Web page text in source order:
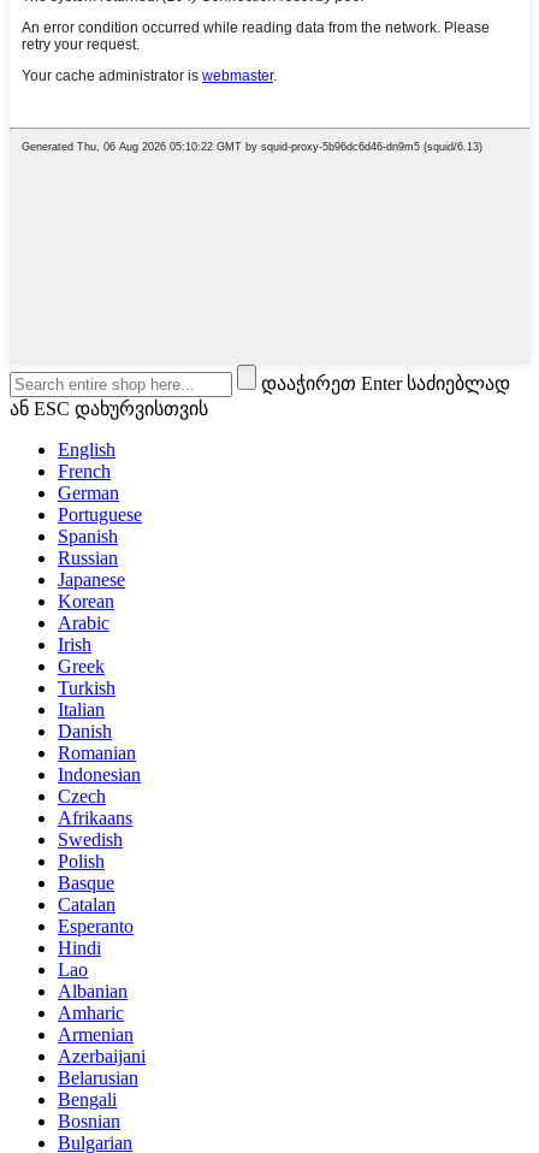
დააჭირეთ Enter საძიებლად
ან ESC დახურვისთვის
English
French
German
Portuguese
Spanish
Russian
Japanese
Korean
Arabic
Irish
Greek
Turkish
Italian
Danish
Romanian
Indonesian
Czech
Afrikaans
Swedish
Polish
Basque
Catalan
Esperanto
Hindi
Lao
Albanian
Amharic
Armenian
Azerbaijani
Belarusian
Bengali
Bosnian
Bulgarian